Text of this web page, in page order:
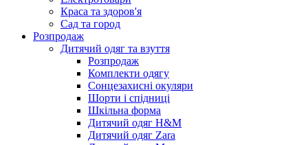
Краса та здоров'я
Сад та город
Розпродаж
Дитячий одяг та взуття
Розпродаж
Комплекти одягу
Сонцезахисні окуляри
Шорти і спідниці
Шкільна форма
Дитячий одяг H&M
Дитячий одяг Zara